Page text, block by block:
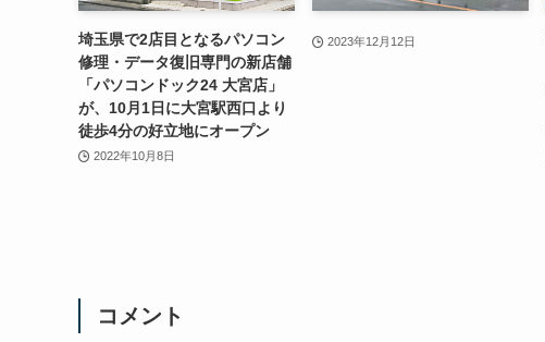
埼玉県で2店目となるパソコン
修理・データ復旧専門の新店舗
「パソコンドック24 大宮店」
が、10月1日に大宮駅西口より
徒歩4分の好立地にオープン
2022年10月8日
2023年12月12日
コメント